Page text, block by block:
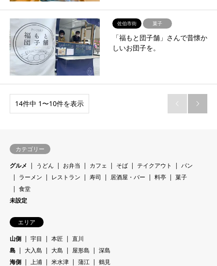
佐伯市街 菓子
「福もと団子舗」さんで昔懐か
しいお団子を。
14件中 1〜10件を表示  
カテゴリー
グルメ
うどん お弁当 カフェ そば テイクアウト
パン
ラーメン
レストラン 寿司 居酒屋・バー 料亭
菓子
食堂
未設定
エリア
山側
宇目 本匠
直川
島
大入島 大島 屋形島
深島
海側
上浦 米水津 蒲江 鶴見